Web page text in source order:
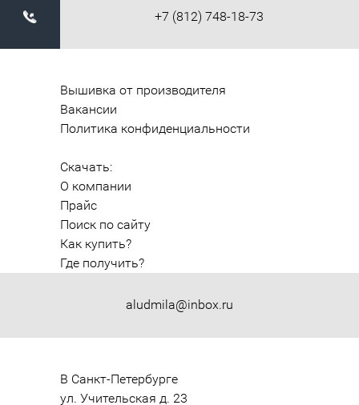
+7 (812) 748-18-73
aludmila@inbox.ru
Вышивка от производителя
Вакансии
Политика конфиденциальности
Скачать:
О компании
Прайс
Поиск по сайту
Как купить?
Где получить?
В Санкт-Петербурге
ул. Учительская д. 23